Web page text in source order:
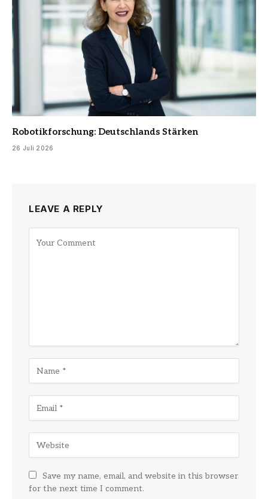
Robotikforschung: Deutschlands Stärken
26 Juli 2026
LEAVE A REPLY
Save my name, email, and website in this browser
for the next time I comment.